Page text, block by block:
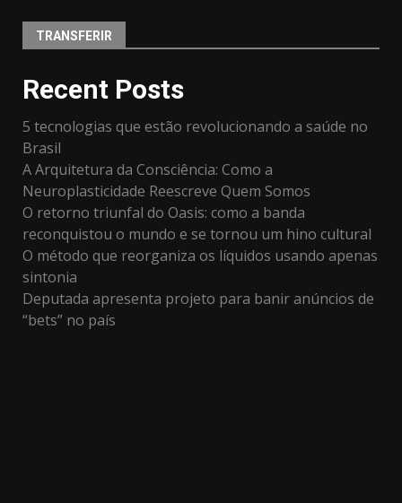
TRANSFERIR
Recent Posts
5 tecnologias que estão revolucionando a saúde no
Brasil
A Arquitetura da Consciência: Como a
Neuroplasticidade Reescreve Quem Somos
O retorno triunfal do Oasis: como a banda
reconquistou o mundo e se tornou um hino cultural
​O método que reorganiza os líquidos usando apenas
sintonia
Deputada apresenta projeto para banir anúncios de
“bets” no país